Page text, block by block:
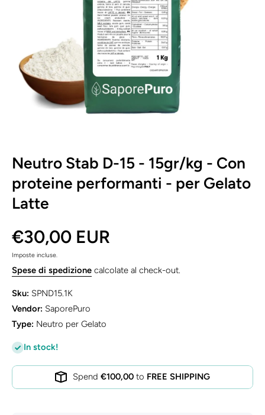
Neutro Stab D-15 - 15gr/kg - Con
proteine performanti - per Gelato
Latte
€30,00 EUR
Imposte incluse.
Spese di spedizione calcolate al check-out.
Sku: SPND15.1K
Vendor: SaporePuro
Type: Neutro per Gelato
In stock!
Spend €100,00 to FREE SHIPPING